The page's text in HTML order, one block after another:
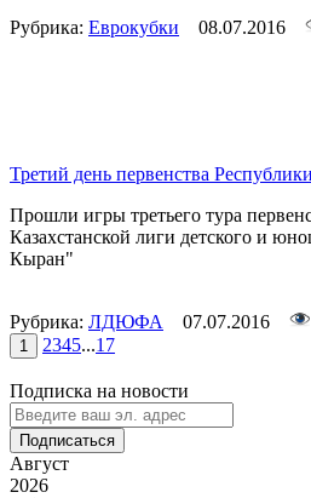
Рубрика: Еврокубки 08.07.2016
Третий день первенства
Прошли игры третьего тура
Казахстанской лиги детского и
Кыран"
Рубрика: ЛДЮФА 07.07.2016
1 2345...17
Подписка на новости
Подписаться
Август
2026